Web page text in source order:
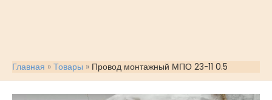
Главная Товары Провод монтажный МПО 23-11 0.5